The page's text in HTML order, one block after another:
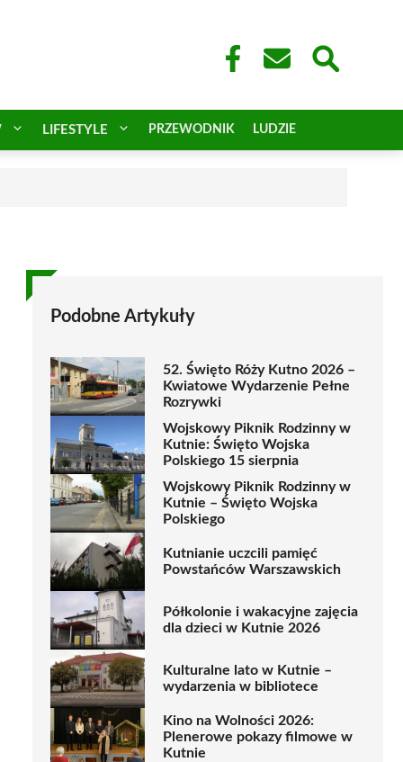
LIFESTYLE PRZEWODNIK LUDZIE
Podobne Artykuły
52. Święto Róży Kutno 2026 –
Kwiatowe Wydarzenie Pełne
Rozrywki
Wojskowy Piknik Rodzinny w
Kutnie: Święto Wojska
Polskiego 15 sierpnia
Wojskowy Piknik Rodzinny w
Kutnie – Święto Wojska
Polskiego
Kutnianie uczcili pamięć
Powstańców Warszawskich
Półkolonie i wakacyjne zajęcia
dla dzieci w Kutnie 2026
Kulturalne lato w Kutnie –
wydarzenia w bibliotece
Kino na Wolności 2026:
Plenerowe pokazy filmowe w
Kutnie